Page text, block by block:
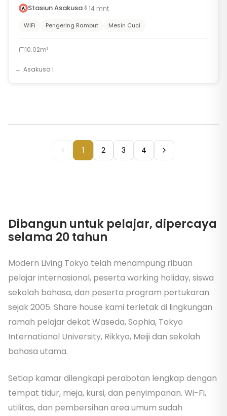
Stasiun Asakusa
14 mnt
WiFi Pengering Rambut Mesin Cuci
10.02m²
Asakusa I
1 2 3 4
Dibangun untuk pelajar, dipercaya
selama 20 tahun
Modern Living Tokyo telah menampung ribuan
pelajar internasional, peserta working holiday, siswa
sekolah bahasa, dan peserta program pertukaran
sejak 2005. Share house kami terletak di lingkungan
ramah pelajar dekat Waseda, Sophia, Tokyo
International University, Rikkyo, Meiji dan sekolah
bahasa utama.
Setiap kamar dilengkapi perabotan lengkap dengan
tempat tidur, meja, kursi, dan penyimpanan. Wi-Fi,
utilitas, dan pembersihan area umum sudah